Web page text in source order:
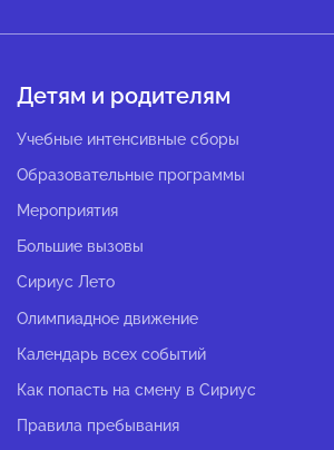
Детям и родителям
Учебные интенсивные сборы
Образовательные программы
Мероприятия
Большие вызовы
Сириус Лето
Олимпиадное движение
Календарь всех событий
Как попасть на смену в Сириус
Правила пребывания